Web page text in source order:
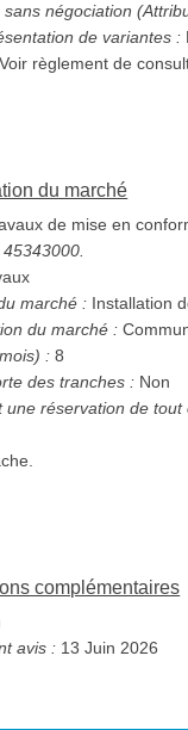
de variantes :
Voir règlement de
du marché
de mise en
marché : Installation
du marché :
: 8
des tranches : Non
une réservation de
complémentaires
avis : 13 Juin 2026